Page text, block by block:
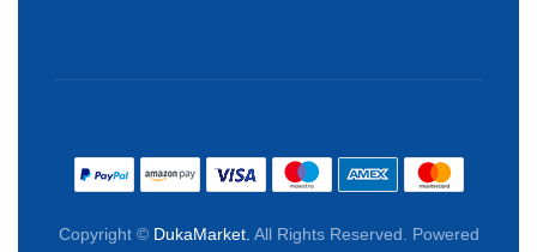
Copyright © DukaMarket. All Rights Reserved. Powered